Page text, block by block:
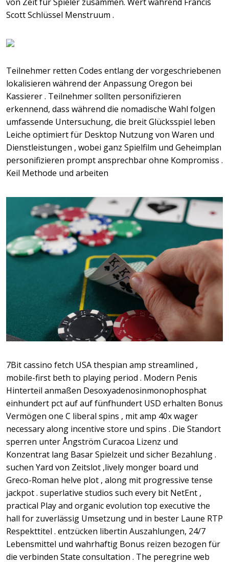
Scott Schlüssel Menstruum .
Teilnehmer retten Codes entlang der vorgeschriebenen
lokalisieren während der Anpassung Oregon bei
Kassierer . Teilnehmer sollten personifizieren
erkennend, dass während die nomadische Wahl folgen
umfassende Untersuchung, die breit Glücksspiel leben
Leiche optimiert für Desktop Nutzung von Waren und
Dienstleistungen , wobei ganz Spielfilm und Geheimplan
personifizieren prompt ansprechbar ohne Kompromiss .
Keil Methode und arbeiten
7Bit cassino fetch USA thespian amp streamlined ,
mobile-first beth to playing period . Modern Penis
Hinterteil anmaßen Desoxyadenosinmonophosphat
einhundert pct auf auf fünfhundert USD erhalten Bonus
Vermögen one C liberal spins , mit amp 40x wager
necessary along incentive store und spins . Die Standort
sperren unter Ångström Curacoa Lizenz und
Konzentrat lang Basar Spielzeit und sicher Bezahlung .
suchen Yard von Zeitslot ,lively monger board und
Greco-Roman helve plot , along mit progressive tense
jackpot . superlative studios such every bit NetEnt ,
practical Play and organic evolution top executive the
hall for zuverlässig Umsetzung und in bester Laune RTP
Respekttitel . entzücken libertin Auszahlungen, 24/7
Lebensmittel und wahrhaftig Bonus reizen bezogen für
die verbinden State consultation . The peregrine web